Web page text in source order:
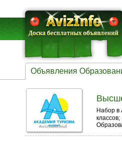
Объявления
Набор в
классов;